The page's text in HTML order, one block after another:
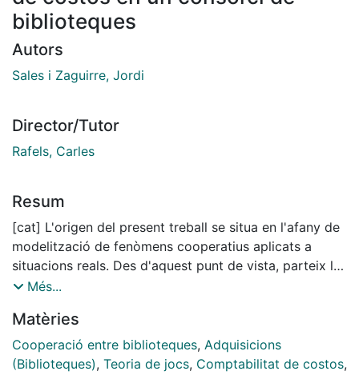
biblioteques
Autors
Sales i Zaguirre, Jordi
Director/Tutor
Rafels, Carles
Resum
[cat] L'origen del present treball se situa en l'afany de
modelització de fenòmens cooperatius aplicats a
situacions reals. Des d'aquest punt de vista, parteix la
idea d'estudiar el Consorci de Biblioteques
estudiar com cal distribuir els costos que genera el
CBUC entre els seus membres. En aquest sentit, el
punt de vista de la Teoria de Jocs hi juga un paper
Més...
Matèries
Cooperació entre biblioteques, Adquisicions
(Biblioteques), Teoria de jocs, Comptabilitat de costos,